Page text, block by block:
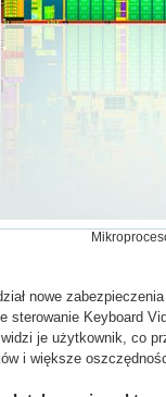
nowe
sterowanie Keyboard
je użytkownik, co
i większe